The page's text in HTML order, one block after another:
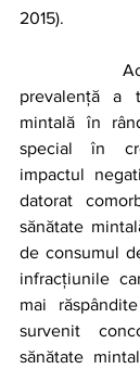
2015).
		Aceste rate crescute de
prevalență a
mintală în
special în
impactul
datorat
sănătate
de consumul
infracțiunile
mai
survenit
sănătate